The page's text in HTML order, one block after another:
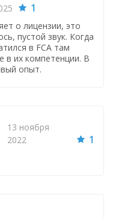
1
о лицензии, это
пустой звук. Когда
в FCA там
в их компетенции. В
опыт.
13 ноября
2022
1